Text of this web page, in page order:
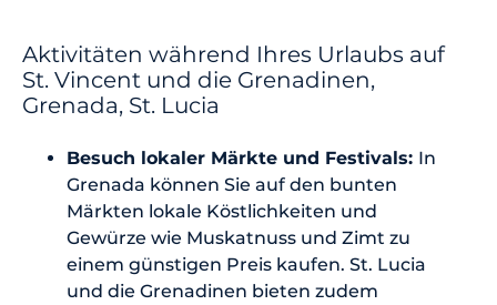
Aktivitäten während Ihres Urlaubs auf
St. Vincent und die Grenadinen,
Grenada, St. Lucia
Besuch lokaler Märkte und Festivals: In
Grenada können Sie auf den bunten
Märkten lokale Köstlichkeiten und
Gewürze wie Muskatnuss und Zimt zu
einem günstigen Preis kaufen. St. Lucia
und die Grenadinen bieten zudem